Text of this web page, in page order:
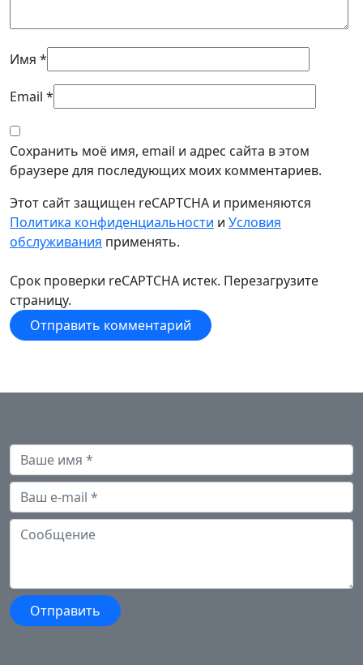
Имя *
Email *
Сохранить моё имя, email и адрес сайта в этом
браузере для последующих моих комментариев.
Этот сайт защищен reCAPTCHA и применяются
Политика конфиденциальности и Условия
обслуживания применять.
Срок проверки reCAPTCHA истек. Перезагрузите
страницу.